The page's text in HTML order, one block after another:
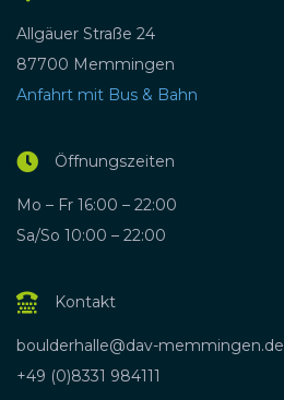
Allgäuer Straße 24
87700 Memmingen
Anfahrt mit Bus & Bahn
Öffnungszeiten
Mo – Fr 16:00 – 22:00
Sa/So 10:00 – 22:00
Kontakt
boulderhalle@dav-memmingen.de
+49 (0)8331 984111